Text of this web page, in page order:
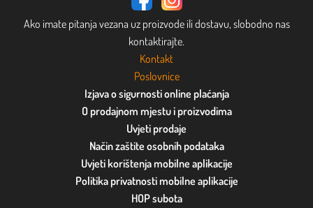
Ako imate pitanja vezana uz proizvode ili dostavu, slobodno nas
kontaktirajte.
Kontakt
Poslovnice
Izjava o sigurnosti online plaćanja
O prodajnom mjestu i proizvodima
Uvjeti prodaje
Način zaštite osobnih podataka
Uvjeti korištenja mobilne aplikacije
Politika privatnosti mobilne aplikacije
HOP subota